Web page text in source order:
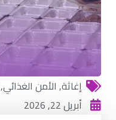
إغاثة, الأمن الغذائي,
أبريل 22, 2026